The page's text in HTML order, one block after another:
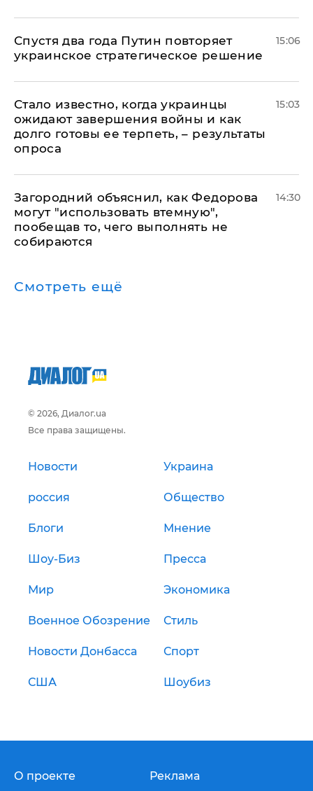
Спустя два года Путин повторяет
украинское стратегическое решение
15:06
Стало известно, когда украинцы
ожидают завершения войны и как
долго готовы ее терпеть, – результаты
опроса
15:03
Загородний объяснил, как Федорова
могут "использовать втемную",
пообещав то, чего выполнять не
собираются
14:30
Смотреть ещё
© 2026, Диалог.ua
Все права защищены.
Новости Украина
россия Общество
Блоги Мнение
Шоу-Биз Пресса
Мир Экономика
Военное Обозрение Стиль
Новости Донбасса Спорт
США Шоубиз
О проекте Реклама